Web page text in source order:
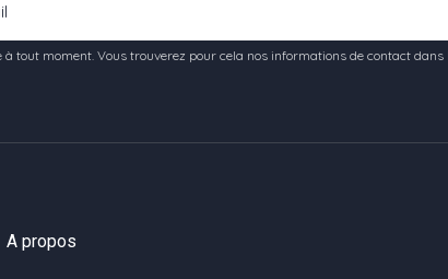
à tout moment. Vous trouverez pour cela nos informations de contact
A propos